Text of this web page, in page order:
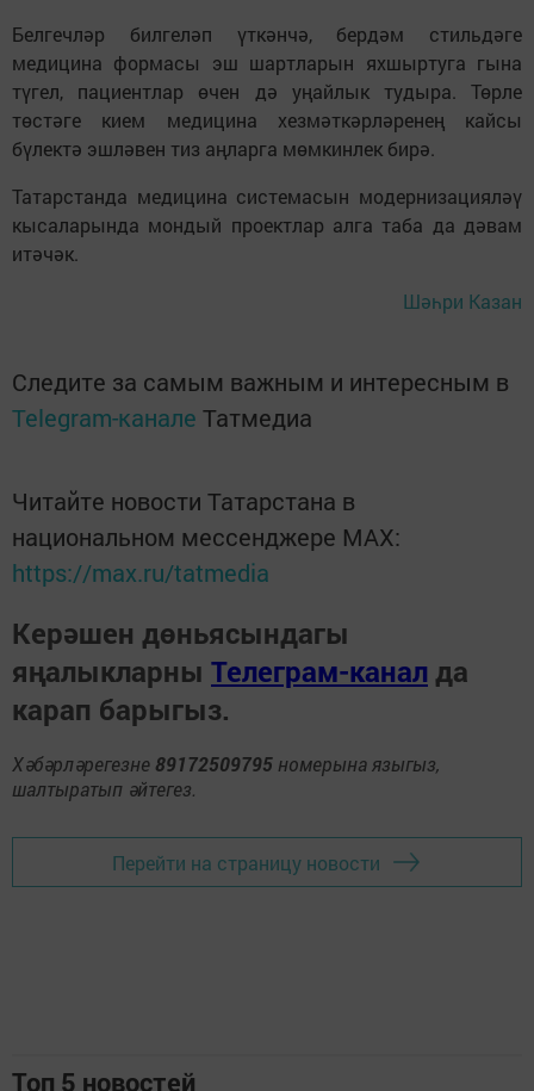
Белгечләр билгеләп үткәнчә, бердәм стильдәге
медицина формасы эш шартларын яхшыртуга гына
түгел, пациентлар өчен дә уңайлык тудыра. Төрле
төстәге кием медицина хезмәткәрләренең кайсы
бүлектә эшләвен тиз аңларга мөмкинлек бирә.
Татарстанда медицина системасын модернизацияләү
кысаларында мондый проектлар алга таба да дәвам
итәчәк.
Шәһри Казан
Следите за самым важным и интересным в
Telegram-канале Татмедиа
Читайте новости Татарстана в
национальном мессенджере MАХ:
https://max.ru/tatmedia
Керәшен дөньясындагы
яңалыкларны Телеграм-канал да
карап барыгыз.
Хәбәрләрегезне 89172509795 номерына языгыз,
шалтыратып әйтегез.
Перейти на страницу новости
Топ 5 новостей